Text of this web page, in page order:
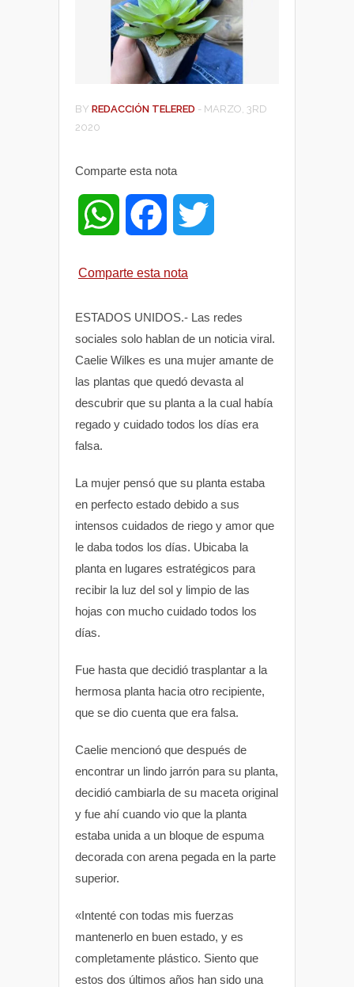
BY REDACCIÓN TELERED - MARZO, 3RD
2020
Comparte esta nota
W
t
s
A
p
e
b
o
k
t
t
e
Comparte esta nota
ESTADOS UNIDOS.- Las redes
sociales solo hablan de un noticia viral.
Caelie Wilkes es una mujer amante de
las plantas que quedó devasta al
descubrir que su planta a la cual había
regado y cuidado todos los días era
falsa.
La mujer pensó que su planta estaba
en perfecto estado debido a sus
intensos cuidados de riego y amor que
le daba todos los días. Ubicaba la
planta en lugares estratégicos para
recibir la luz del sol y limpio de las
hojas con mucho cuidado todos los
días.
Fue hasta que decidió trasplantar a la
hermosa planta hacia otro recipiente,
que se dio cuenta que era falsa.
Caelie mencionó que después de
encontrar un lindo jarrón para su planta,
decidió cambiarla de su maceta original
y fue ahí cuando vio que la planta
estaba unida a un bloque de espuma
decorada con arena pegada en la parte
superior.
«Intenté con todas mis fuerzas
mantenerlo en buen estado, y es
completamente plástico. Siento que
estos dos últimos años han sido una